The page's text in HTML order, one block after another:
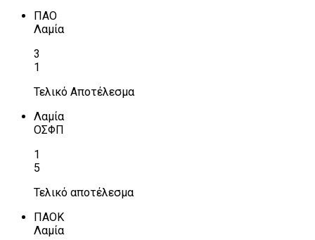
ΠΑΟ
Λαμία
3
1
Τελικό Αποτέλεσμα
Λαμία
ΟΣΦΠ
1
5
Τελικό αποτέλεσμα
ΠΑΟΚ
Λαμία